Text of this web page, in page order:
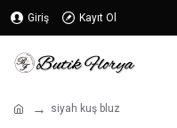
Giriş Kayıt Ol
siyah kuş bluz